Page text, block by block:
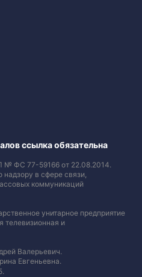
ссылка обязательна
№ ФС 77-59166 от 22.08.2014.
в сфере связи,
коммуникаций
унитарное предприятие
телевизионная и
Валерьевич.
Евгеньевна.